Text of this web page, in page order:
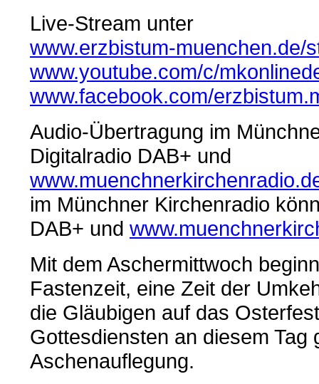
Live-Stream unter
www.erzbistum-muenchen.de/
www.youtube.com/c/
www.facebook.com/
Audio-Übertragung im
Digitalradio DAB+ und
im Münchner Kirchenradio
DAB+ und
Mit dem Aschermittwoch
Fastenzeit, eine Zeit der
die Gläubigen auf das
Gottesdiensten an diesem Tag
Aschenauflegung.